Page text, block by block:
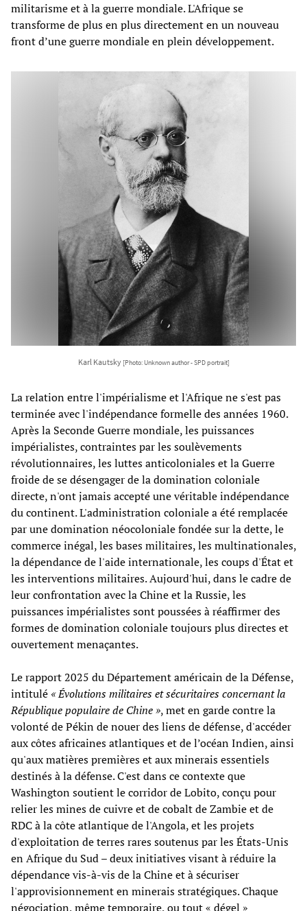
militarisme et à la guerre mondiale. L'Afrique se
transforme de plus en plus directement en un nouveau
front d’une guerre mondiale en plein développement.
Karl Kautsky [Photo: Unknown author - SPD portrait]
La relation entre l'impérialisme et l'Afrique ne s'est pas
terminée avec l'indépendance formelle des années 1960.
Après la Seconde Guerre mondiale, les puissances
impérialistes, contraintes par les soulèvements
révolutionnaires, les luttes anticoloniales et la Guerre
froide de se désengager de la domination coloniale
directe, n'ont jamais accepté une véritable indépendance
du continent. L'administration coloniale a été remplacée
par une domination néocoloniale fondée sur la dette, le
commerce inégal, les bases militaires, les multinationales,
la dépendance de l'aide internationale, les coups d'État et
les interventions militaires. Aujourd'hui, dans le cadre de
leur confrontation avec la Chine et la Russie, les
puissances impérialistes sont poussées à réaffirmer des
formes de domination coloniale toujours plus directes et
ouvertement menaçantes.
Le rapport 2025 du Département américain de la Défense,
intitulé « Évolutions militaires et sécuritaires concernant la
République populaire de Chine », met en garde contre la
volonté de Pékin de nouer des liens de défense, d'accéder
aux côtes africaines atlantiques et de l’océan Indien, ainsi
qu'aux matières premières et aux minerais essentiels
destinés à la défense. C'est dans ce contexte que
Washington soutient le corridor de Lobito, conçu pour
relier les mines de cuivre et de cobalt de Zambie et de
RDC à la côte atlantique de l'Angola, et les projets
d'exploitation de terres rares soutenus par les États-Unis
en Afrique du Sud – deux initiatives visant à réduire la
dépendance vis-à-vis de la Chine et à sécuriser
l'approvisionnement en minerais stratégiques. Chaque
négociation, même temporaire, ou tout « dégel »